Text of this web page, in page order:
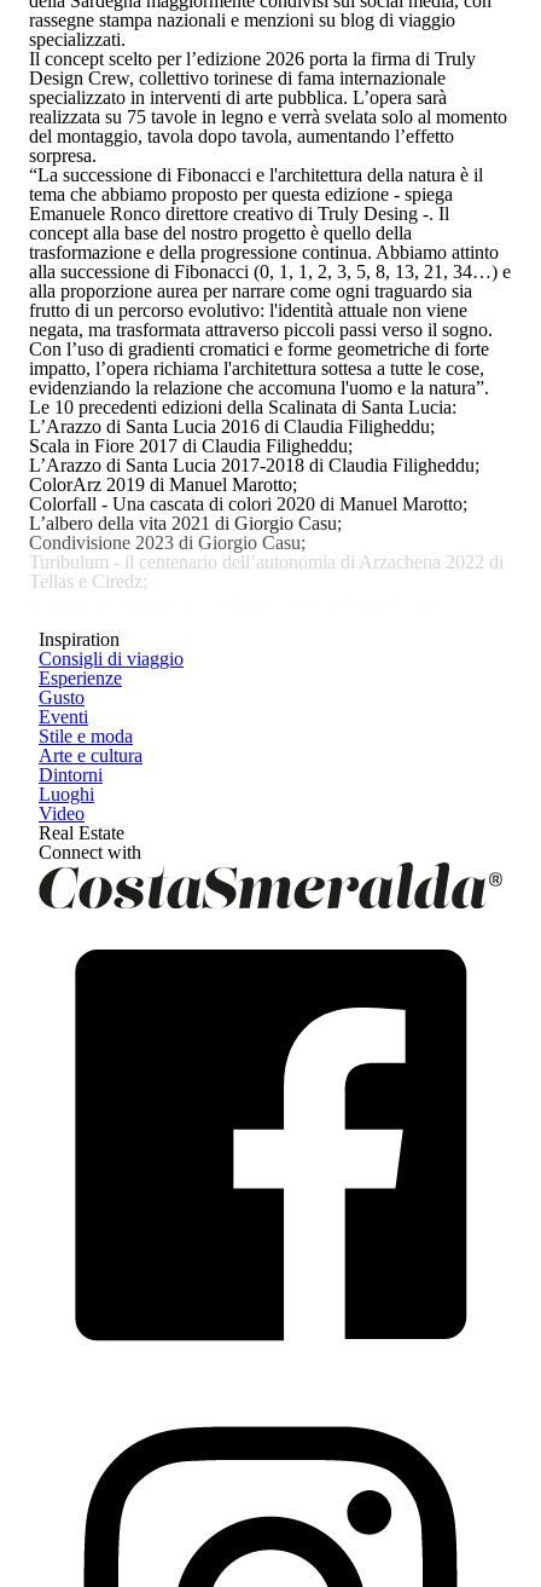
rassegne stampa nazionali e menzioni su blog di viaggio
specializzati.
Il concept scelto per l’edizione 2026 porta la firma di Truly
Design Crew, collettivo torinese di fama internazionale
specializzato in interventi di arte pubblica. L’opera sarà
realizzata su 75 tavole in legno e verrà svelata solo al momento
del montaggio, tavola dopo tavola, aumentando l’effetto
sorpresa.
“La successione di Fibonacci e l'architettura della natura è il
tema che abbiamo proposto per questa edizione - spiega
Emanuele Ronco direttore creativo di Truly Desing -. Il
concept alla base del nostro progetto è quello della
trasformazione e della progressione continua. Abbiamo attinto
alla successione di Fibonacci (0, 1, 1, 2, 3, 5, 8, 13, 21, 34…) e
alla proporzione aurea per narrare come ogni traguardo sia
frutto di un percorso evolutivo: l'identità attuale non viene
negata, ma trasformata attraverso piccoli passi verso il sogno.
Con l’uso di gradienti cromatici e forme geometriche di forte
impatto, l’opera richiama l'architettura sottesa a tutte le cose,
evidenziando la relazione che accomuna l'uomo e la natura”.
Le 10 precedenti edizioni della Scalinata di Santa Lucia:
L’Arazzo di Santa Lucia 2016 di Claudia Filigheddu;
Scala in Fiore 2017 di Claudia Filigheddu;
L’Arazzo di Santa Lucia 2017-2018 di Claudia Filigheddu;
ColorArz 2019 di Manuel Marotto;
Colorfall - Una cascata di colori 2020 di Manuel Marotto;
L’albero della vita 2021 di Giorgio Casu;
Condivisione 2023 di Giorgio Casu;
Turibulum - il centenario dell’autonomia di Arzachena 2022 di
Tellas e Ciredz;
Inspiration
Consigli di viaggio
Esperienze
Gusto
Eventi
Stile e moda
Arte e cultura
Dintorni
Luoghi
Video
Real Estate
Connect with